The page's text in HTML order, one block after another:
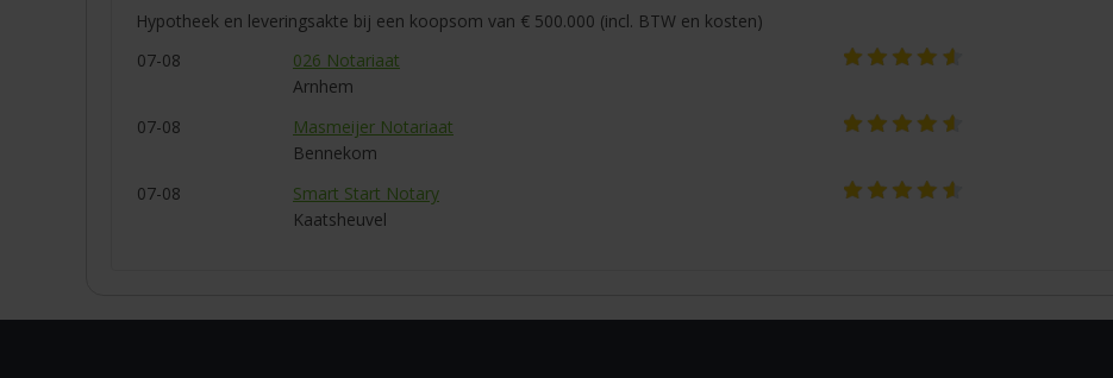
Hypotheek en leveringsakte bij een koopsom van € 500.000 (incl. BTW en kosten)
07-08
026 Notariaat
Arnhem
07-08
Masmeijer Notariaat
Bennekom
07-08
Smart Start Notary
Kaatsheuvel